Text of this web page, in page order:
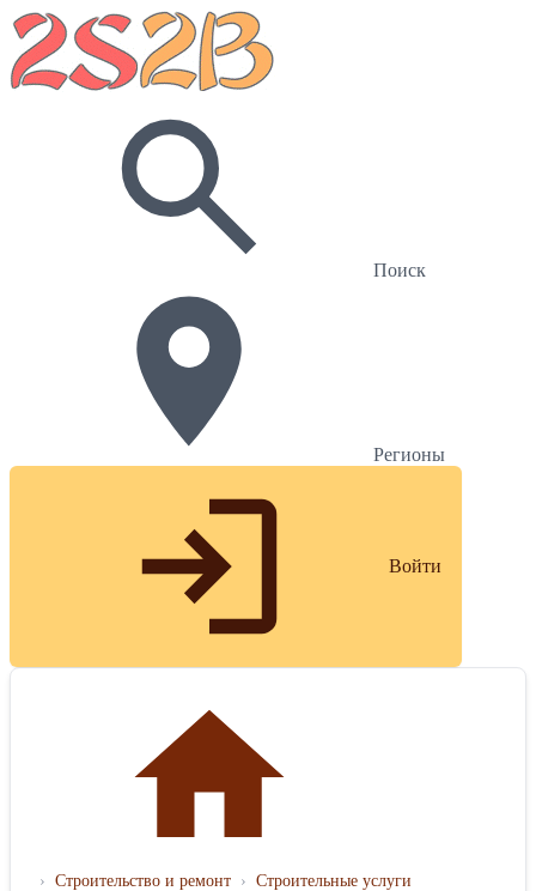
Поиск
Регионы
Войти
› Строительство и ремонт › Строительные услуги